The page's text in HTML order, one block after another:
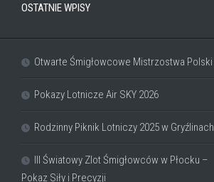
OSTATNIE WPISY
Otwarte Śmigłowcowe Mistrzostwa Polski
Pokazy Lotnicze Air SKY 2026
Rodzinny Piknik Lotniczy 2025 w Gryźlinach
III Światowy Zlot Śmigłowców w Płocku –
Pokaz Siły i Precyzji